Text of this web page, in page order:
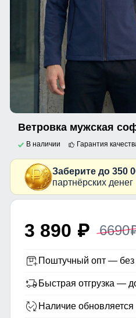
В наличии Гарантия
Заберите до 350
партнёрских денег
3 890 p 6690
Поштучный опт — без
Быстрая отгрузка —
Наличие обновляется